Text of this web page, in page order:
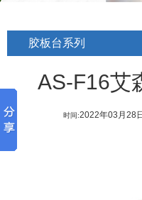
胶板台系列
AS-F16艾
时间:2022年03月28